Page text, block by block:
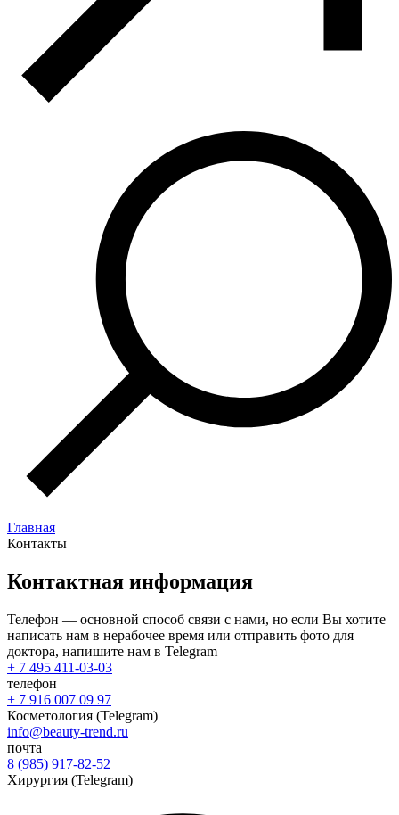
Главная
Контакты
Контактная информация
Телефон — основной способ связи с нами, но если Вы хотите
написать нам в нерабочее время или отправить фото для
доктора, напишите нам в Telegram
+ 7 495 411-03-03
телефон
+ 7 916 007 09 97
Косметология (Telegram)
info@beauty-trend.ru
почта
8 (985) 917-82-52
Хирургия (Telegram)